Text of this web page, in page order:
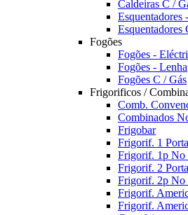
Caldeiras C /
Esquentadores
Esquentadores
Fogões
Fogões -
Fogões - Lenha
Fogões C / Gás
Frigorificos /
Comb.
Combinados
Frigobar
Frigorif. 1 Porta
Frigorif. 1p No
Frigorif. 2
Frigorif. 2p No
Frigorif.
Frigorif.